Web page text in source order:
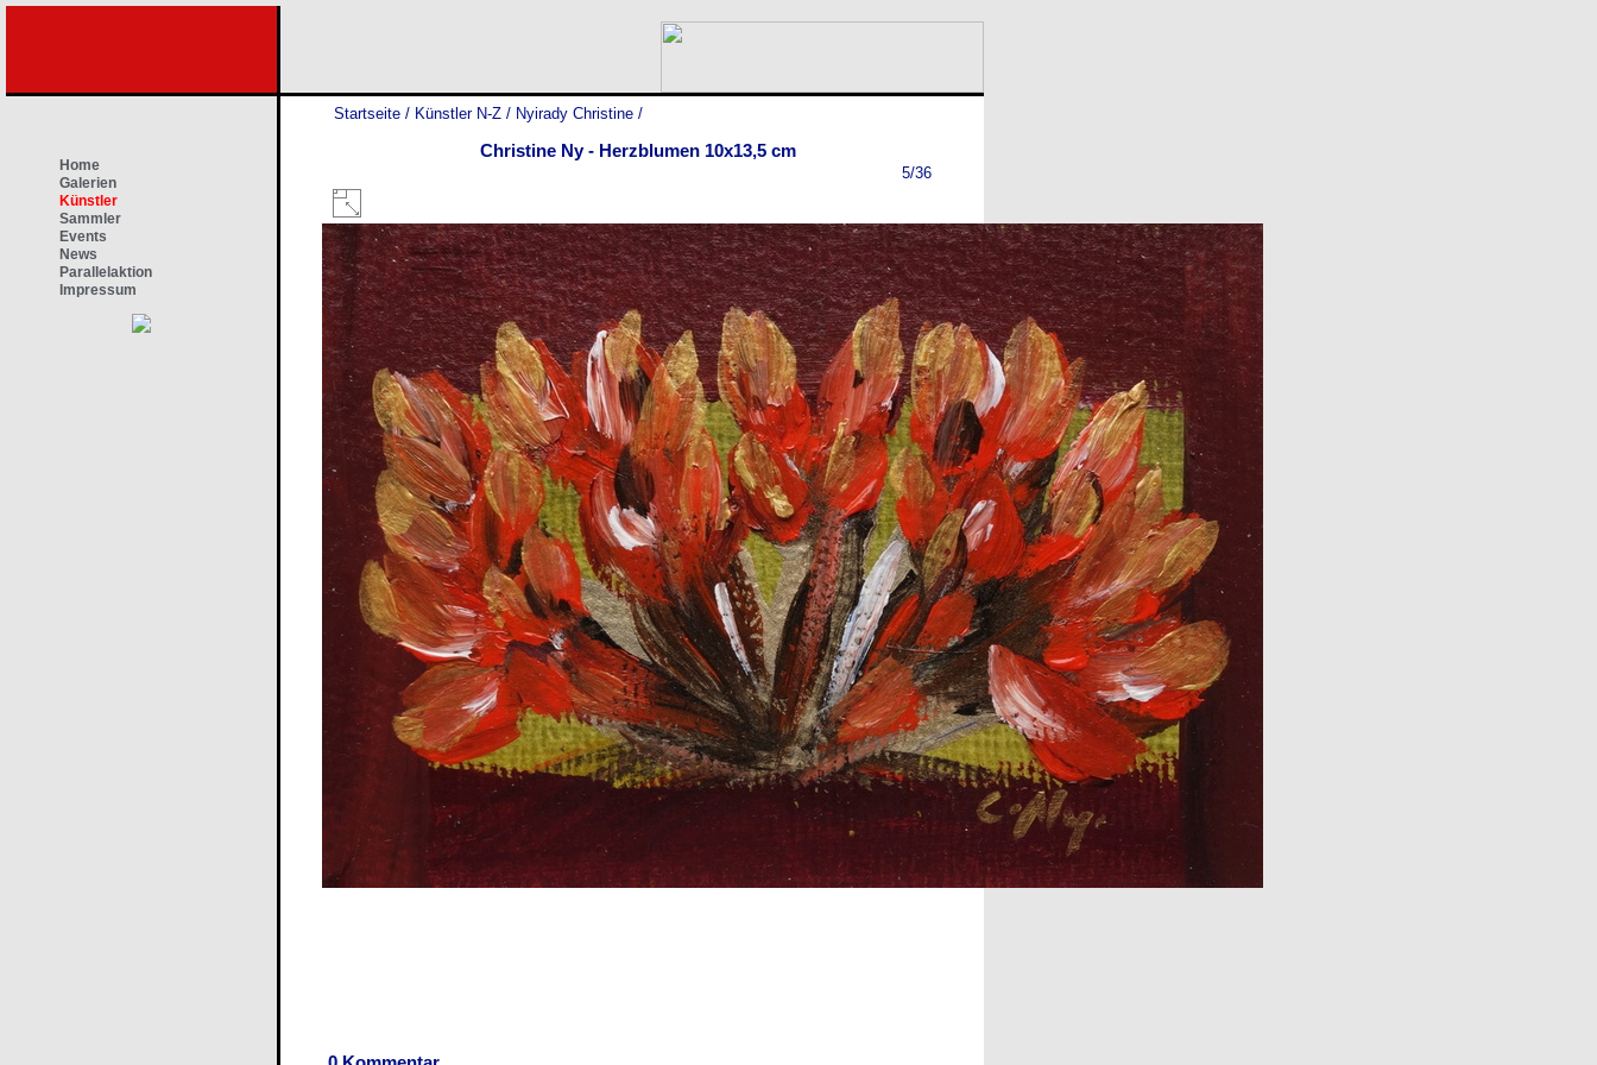
Home
Galerien
Künstler
Sammler
Events
News
Parallelaktion
Impressum
Startseite / Künstler N-Z / Nyirady Christine /
Christine Ny - Herzblumen 10x13,5 cm
5/36